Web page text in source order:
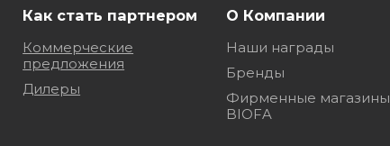
Как стать партнером
Коммерческие
предложения
Дилеры
О Компании
Наши награды
Бренды
Фирменные магазины
BIOFA